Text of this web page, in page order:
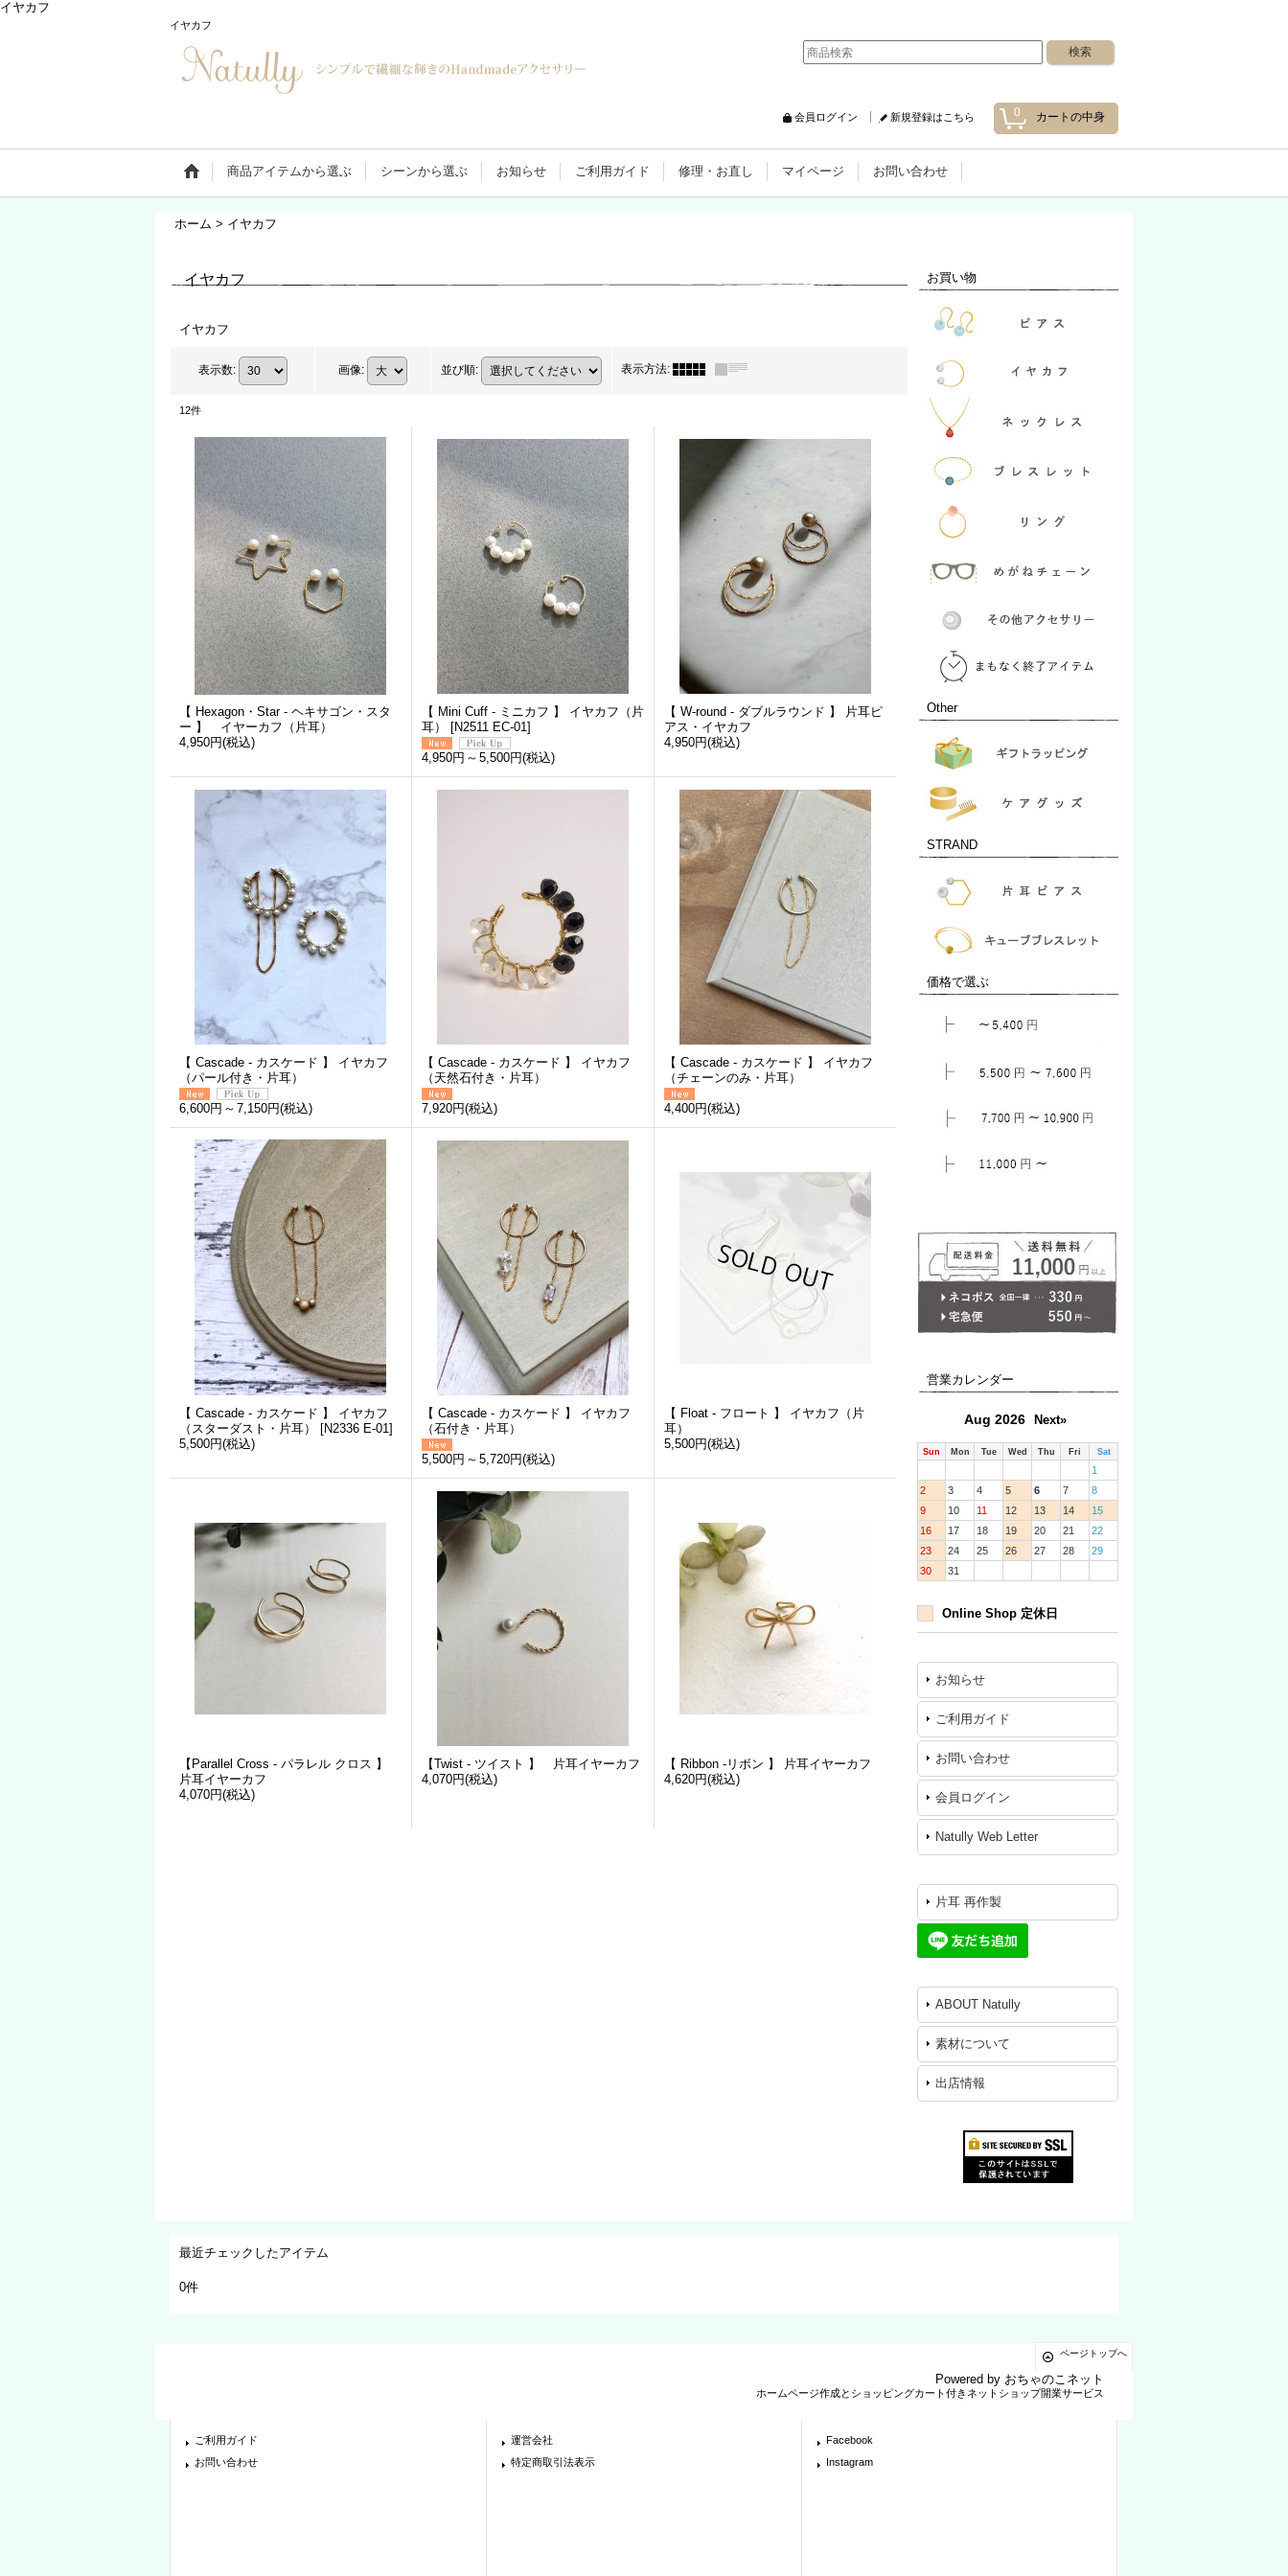
イヤカフ
イヤカフ
0 カートの中身
会員ログイン 新規登録はこちら
商品アイテムから選ぶ シーンから選ぶ お知らせ ご利用ガイド 修理・お直し マイページ お問い合わせ
ホーム > イヤカフ
お買い物
Other
STRAND
価格で選ぶ
営業カレンダー
Aug 2026 Next»
Sun Mon Tue Wed Thu Fri Sat
1
2
3 4 5 6 7
8
9
10 11 12 13 14
15
16
17 18 19 20 21
22
23
24 25 26 27 28
29
30
31
Online Shop 定休日
お知らせ
ご利用ガイド
お問い合わせ
会員ログイン
Natully Web Letter
片耳 再作製
ABOUT Natully
素材について
出店情報
イヤカフ
イヤカフ
表示数: 画像: 並び順: 表示方法:
12件
【 Hexagon・Star - ヘキサゴン・スタ
ー 】 イヤーカフ（片耳）
4,950円(税込)
【 Mini Cuff - ミニカフ 】 イヤカフ（片
耳）
[N2511 EC-01]
4,950円 ～ 5,500円(税込)
【 W-round - ダブルラウンド 】 片耳ピ
アス・イヤカフ
4,950円(税込)
【 Cascade - カスケード 】 イヤカフ
（パール付き・片耳）
6,600円 ～ 7,150円(税込)
【 Cascade - カスケード 】 イヤカフ
（天然石付き・片耳）
7,920円(税込)
【 Cascade - カスケード 】 イヤカフ
（チェーンのみ・片耳）
4,400円(税込)
【 Cascade - カスケード 】 イヤカフ
（スターダスト・片耳）
[N2336 E-01]
5,500円(税込)
【 Cascade - カスケード 】 イヤカフ
（石付き・片耳）
5,500円 ～ 5,720円(税込)
【 Float - フロート 】 イヤカフ（片
耳）
5,500円(税込)
【Parallel Cross - パラレル クロス 】
片耳イヤーカフ
4,070円(税込)
【Twist - ツイスト 】 片耳イヤーカフ
4,070円(税込)
【 Ribbon -リボン 】 片耳イヤーカフ
4,620円(税込)
最近チェックしたアイテム
0件
ページトップへ
Powered by おちゃのこネット
ホームページ作成とショッピングカート付きネットショップ開業サービス
ご利用ガイド
お問い合わせ
運営会社
特定商取引法表示
Facebook
Instagram